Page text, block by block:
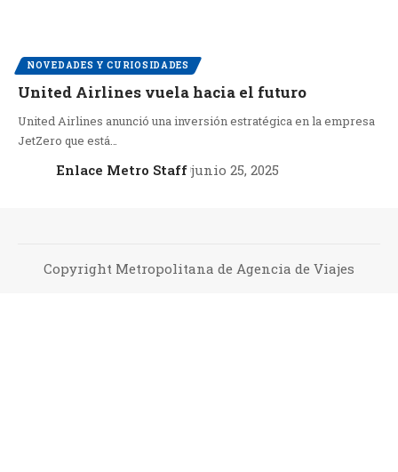
NOVEDADES Y CURIOSIDADES
United Airlines vuela hacia el futuro
United Airlines anunció una inversión estratégica en la empresa
JetZero que está…
Enlace Metro Staff junio 25, 2025
Copyright Metropolitana de Agencia de Viajes